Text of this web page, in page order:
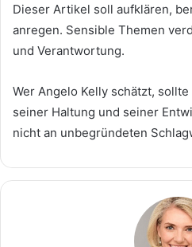
Dieser Artikel soll aufklären,
anregen. Sensible Themen
und Verantwortung.
Wer Angelo Kelly schätzt,
seiner Haltung und seiner
nicht an unbegründeten